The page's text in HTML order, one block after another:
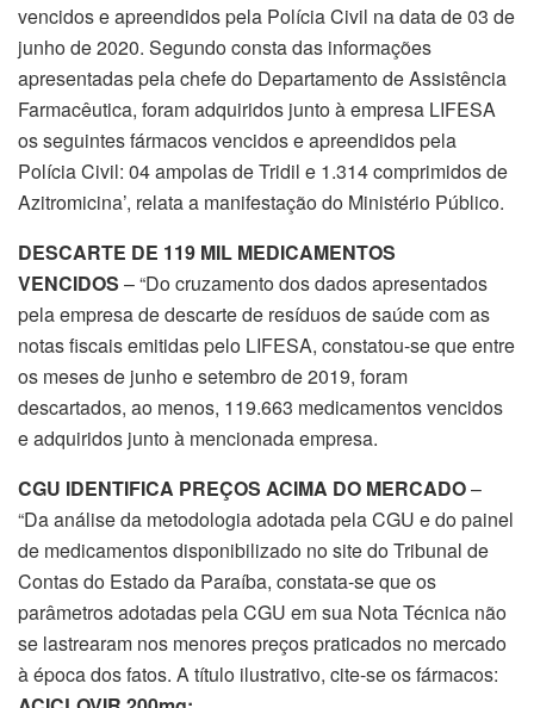
vencidos e apreendidos pela Polícia Civil na data de 03 de
junho de 2020. Segundo consta das informações
apresentadas pela chefe do Departamento de Assistência
Farmacêutica, foram adquiridos junto à empresa LIFESA
os seguintes fármacos vencidos e apreendidos pela
Polícia Civil: 04 ampolas de Tridil e 1.314 comprimidos de
Azitromicina’, relata a manifestação do Ministério Público.
DESCARTE DE 119 MIL MEDICAMENTOS
VENCIDOS – “Do cruzamento dos dados apresentados
pela empresa de descarte de resíduos de saúde com as
notas fiscais emitidas pelo LIFESA, constatou-se que entre
os meses de junho e setembro de 2019, foram
descartados, ao menos, 119.663 medicamentos vencidos
e adquiridos junto à mencionada empresa.
CGU IDENTIFICA PREÇOS ACIMA DO MERCADO–
“Da análise da metodologia adotada pela CGU e do painel
de medicamentos disponibilizado no site do Tribunal de
Contas do Estado da Paraíba, constata-se que os
parâmetros adotadas pela CGU em sua Nota Técnica não
se lastrearam nos menores preços praticados no mercado
à época dos fatos. A título ilustrativo, cite-se os fármacos: